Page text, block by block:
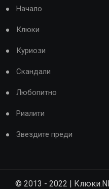
Начало
Клюки
Куриози
Скандали
Любопитно
Риалити
Звездите преди
© 2013 - 2022 |